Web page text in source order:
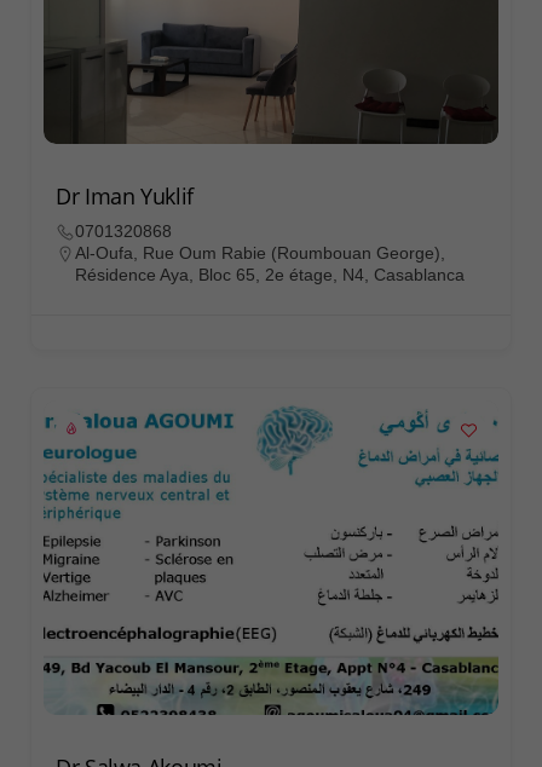
Dr Iman Yuklif
0701320868
Al-Oufa, Rue Oum Rabie (Roumbouan George),
Résidence Aya, Bloc 65, 2e étage, N4, Casablanca